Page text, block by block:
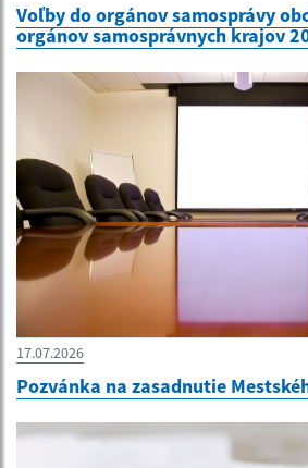
Voľby do orgánov samosprávy
orgánov samosprávnych krajov
17.07.2026
Pozvánka na zasadnutie